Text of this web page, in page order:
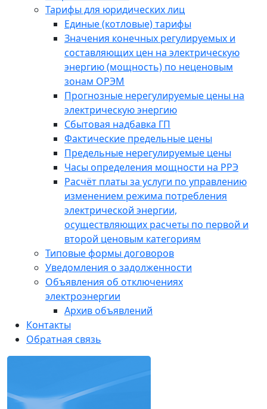
Тарифы для юридических лиц
Единые (котловые) тарифы
Значения конечных регулируемых и
составляющих цен на электрическую
энергию (мощность) по неценовым
зонам ОРЭМ
Прогнозные нерегулируемые цены на
электрическую энергию
Сбытовая надбавка ГП
Фактические предельные цены
Предельные нерегулируемые цены
Часы определения мощности на РРЭ
Расчёт платы за услуги по управлению
изменением режима потребления
электрической энергии,
осуществляющих расчеты по первой и
второй ценовым категориям
Типовые формы договоров
Уведомления о задолженности
Объявления об отключениях
электроэнергии
Архив объявлений
Контакты
Обратная связь